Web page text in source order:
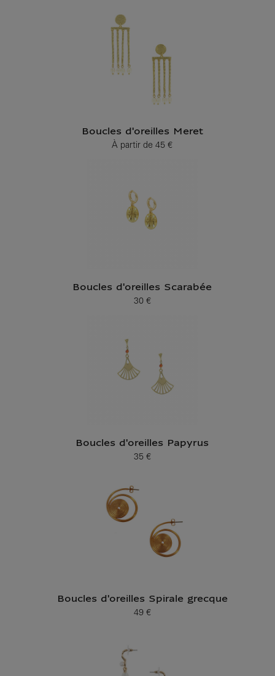
Boucles d'oreilles Meret
À partir dePrix ​​actuel
45 €
Boucles d'oreilles Scarabée
Prix ​​actuel
30 €
Boucles d'oreilles Papyrus
Prix ​​actuel
35 €
Boucles d'oreilles Spirale grecque
Prix ​​actuel
49 €